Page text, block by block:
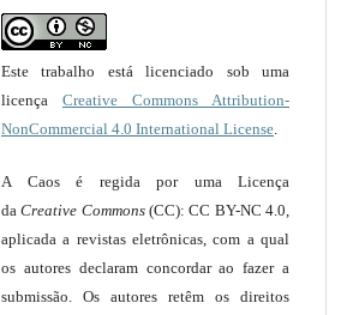
Este trabalho está licenciado sob uma
licença Creative Commons Attribution-
NonCommercial 4.0 International License.
A Caos é regida por uma Licença
daCreative Commons(CC): CC BY-NC 4.0,
aplicada a revistas eletrônicas, com a qual
os autores declaram concordar ao fazer a
submissão. Os autores retêm os direitos